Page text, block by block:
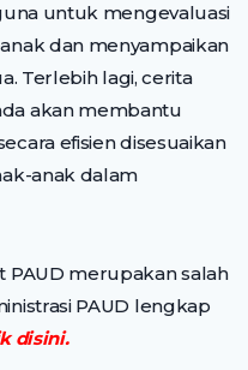
untuk mengevaluasi
dan menyampaikan
Terlebih lagi, cerita
akan membantu
efisien disesuaikan
anak dalam
PAUD merupakan salah
PAUD lengkap
disini.